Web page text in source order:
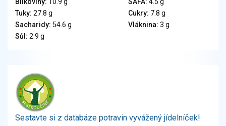
Obiloviny, mouka, cereální výrobky
Chléb, pečivo, křehké chleby, pufované výrobky
Přílohy
Brambory, luštěniny, houby
Sladkosti, slané výrobky
Zmrzliny
Ochucovadla, přísady, sladidla
Bílkoviny: 10.9 g SAFA: 4.5 g
Tuky: 27.8 g Cukry: 7.8 g
Sacharidy: 54.6 g Vláknina: 3 g
Sůl: 2.9 g
Sestavte si z databáze potravin vyvážený jídelníček!